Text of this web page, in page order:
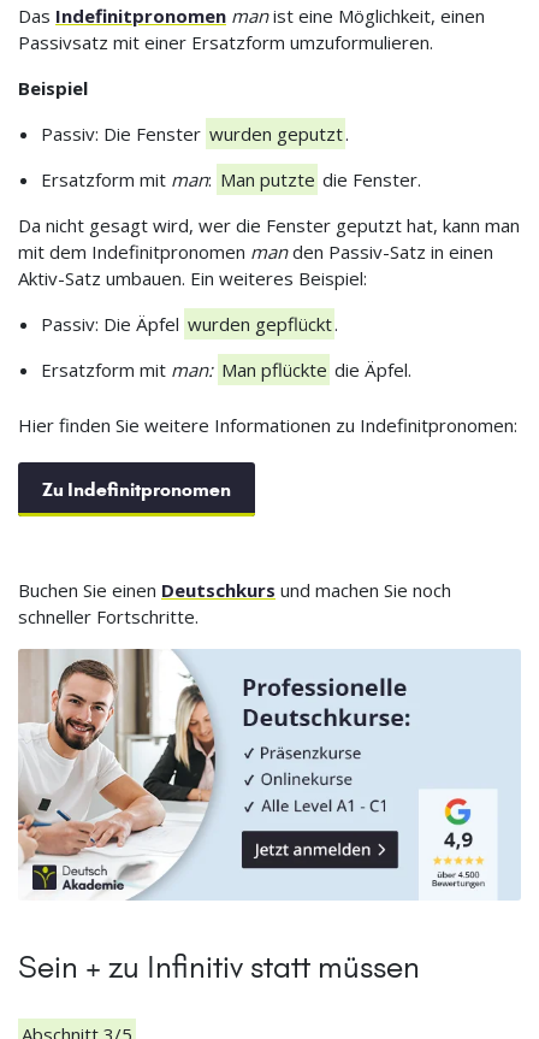
Das Indefinitpronomen manist eine Möglichkeit, einen
Passivsatz mit einer Ersatzform umzuformulieren.
Beispiel
Passiv: Die Fenster wurden geputzt.
Ersatzform mit man: Man putzte die Fenster.
Da nicht gesagt wird, wer die Fenster geputzt hat, kann man
mit dem Indefinitpronomen manden Passiv-Satz in einen
Aktiv-Satz umbauen. Ein weiteres Beispiel:
Passiv: Die Äpfel wurden gepflückt.
Ersatzform mit man: Man pflückte die Äpfel.
Hier finden Sie weitere Informationen zu Indefinitpronomen:
Zu Indefinitpronomen
Buchen Sie einen Deutschkurs und machen Sie noch
schneller Fortschritte.
Sein + zu Infinitiv statt müssen
Abschnitt 3/5